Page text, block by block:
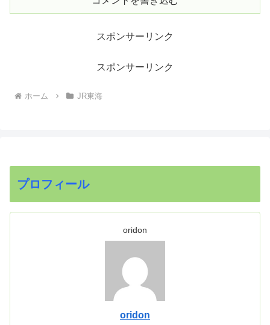
スポンサーリンク
スポンサーリンク
ホーム JR東海
プロフィール
oridon
oridon